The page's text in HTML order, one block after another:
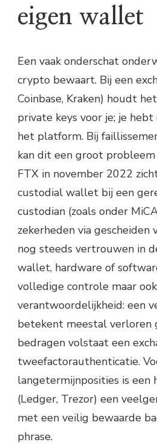
eigen wallet
Een vaak onderschat
crypto bewaart. Bij een
Coinbase, Kraken) houdt
private keys voor je; je
het platform. Bij
kan dit een groot
FTX in november 2022
custodial wallet bij een
custodian (zoals onder
zekerheden via gescheiden
nog steeds vertrouwen in
wallet, hardware of
volledige controle maar
verantwoordelijkheid: een
betekent meestal verloren
bedragen volstaat een
tweefactorauthenticatie.
langetermijnposities is
(Ledger, Trezor) een
met een veilig bewaarde
phrase.